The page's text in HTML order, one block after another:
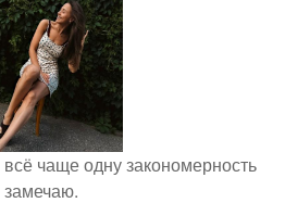
чаще одну закономерность
замечаю.